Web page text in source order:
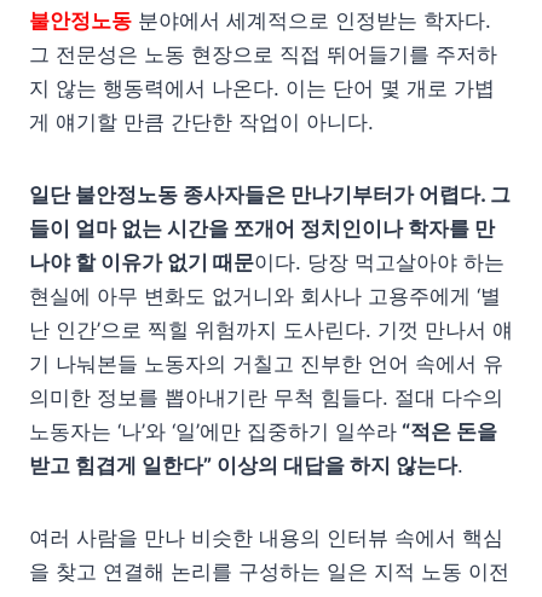
불안정노동 분야에서 세계적으로 인정받는 학자다.
그 전문성은 노동 현장으로 직접 뛰어들기를 주저하
지 않는 행동력에서 나온다. 이는 단어 몇 개로 가볍
게 얘기할 만큼 간단한 작업이 아니다.
일단 불안정노동 종사자들은 만나기부터가 어렵다. 그
들이 얼마 없는 시간을 쪼개어 정치인이나 학자를 만
나야 할 이유가 없기 때문이다. 당장 먹고살아야 하는
현실에 아무 변화도 없거니와 회사나 고용주에게 ‘별
난 인간’으로 찍힐 위험까지 도사린다. 기껏 만나서 얘
기 나눠본들 노동자의 거칠고 진부한 언어 속에서 유
의미한 정보를 뽑아내기란 무척 힘들다. 절대 다수의
노동자는 ‘나’와 ‘일’에만 집중하기 일쑤라 “적은 돈을
받고 힘겹게 일한다” 이상의 대답을 하지 않는다.
여러 사람을 만나 비슷한 내용의 인터뷰 속에서 핵심
을 찾고 연결해 논리를 구성하는 일은 지적 노동 이전